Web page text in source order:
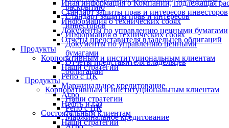
Иная информация о Компании, подлежащая
Стандарт защиты прав и интересов инвесторов
Информация о технических сбоях
Документы по управлению ценными бумагами
Отчеты представителя владельцев облигаций
Продукты
Корпоративным и институциональным клиентам
Наши стратегии
Репо с ЦК
Маржинальное кредитование
Агро
Нефть и газ
Состоятельным клиентам
Наши стратегии
раскрытию
Стандарт защиты прав и интересов
инвесторов
Информация о технических сбоях
Документы по управлению ценными
бумагами
Отчеты представителя владельцев
облигаций
Продукты
Корпоративным и институциональным клиентам
Наши стратегии
Репо с ЦК
Маржинальное кредитование
Агро